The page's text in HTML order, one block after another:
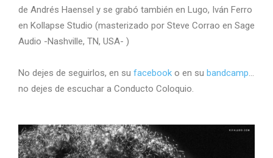
de Andrés Haensel y se grabó también en Lugo, Iván Ferro
en Kollapse Studio (masterizado por Steve Corrao en Sage
Audio -Nashville, TN, USA- )
No dejes de seguirlos, en su facebook o en su bandcamp…
no dejes de escuchar a Conducto Coloquio.